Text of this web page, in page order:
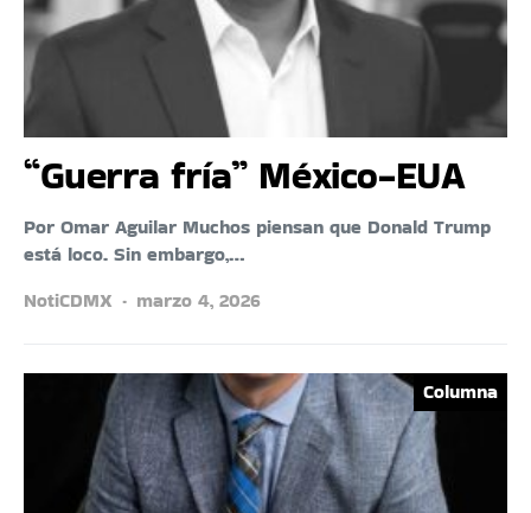
“Guerra fría” México-EUA
Por Omar Aguilar Muchos piensan que Donald Trump
está loco. Sin embargo,…
NotiCDMX
marzo 4, 2026
Columna